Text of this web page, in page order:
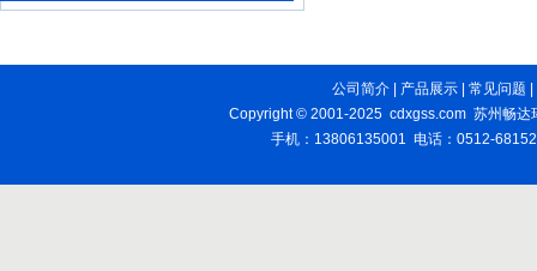
公司简介| 产品展示| 常见问题 |
Copyright © 2001-2025 cdxgss.com 苏州畅达
手机：13806135001 电话：0512-